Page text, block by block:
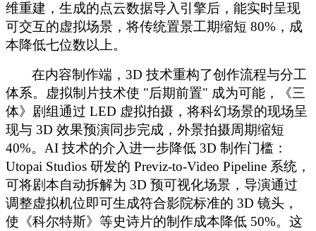
维重建，生成的点云数据导入引擎后，能实时呈现
可交互的虚拟场景，将传统置景工期缩短 80%，成
本降低七位数以上。
在内容制作端， 3D 技术重构了创作流程与分工
体系。虚拟制片技术使 "后期前置" 成为可能，《三
体》剧组通过 LED 虚拟拍摄，将科幻场景的现场呈
现与 3D 效果预演同步完成，外景拍摄周期缩短
40%。AI 技术的介入进一步降低 3D 制作门槛：
Utopai Studios 研发的 Previz-to-Video Pipeline 系统，
可将剧本自动拆解为 3D 预可视化场景，导演通过
调整虚拟机位即可生成符合影院标准的 3D 镜头，
使《科尔特斯》等史诗片的制作成本降低 50%。这